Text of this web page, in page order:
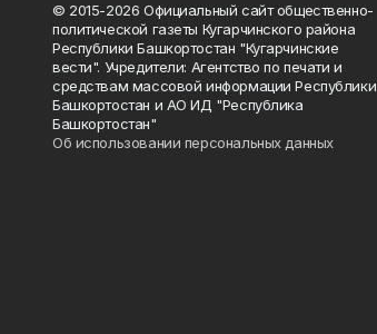
© 2015-2026 Официальный сайт общественно-
политической газеты Кугарчинского района
Республики Башкортостан "Кугарчинские
вести". Учредители: Агентство по печати и
средствам массовой информации Республики
Башкортостан и АО ИД "Республика
Башкортостан"
Об использовании персональных данных